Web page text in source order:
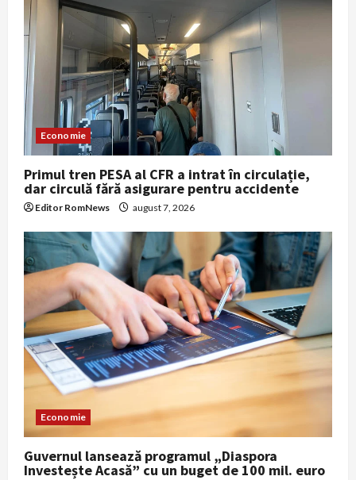
Economie
Primul tren PESA al CFR a intrat în circulație,
dar circulă fără asigurare pentru accidente
Editor RomNews august 7, 2026
Economie
Guvernul lansează programul „Diaspora
Investește Acasă” cu un buget de 100 mil. euro